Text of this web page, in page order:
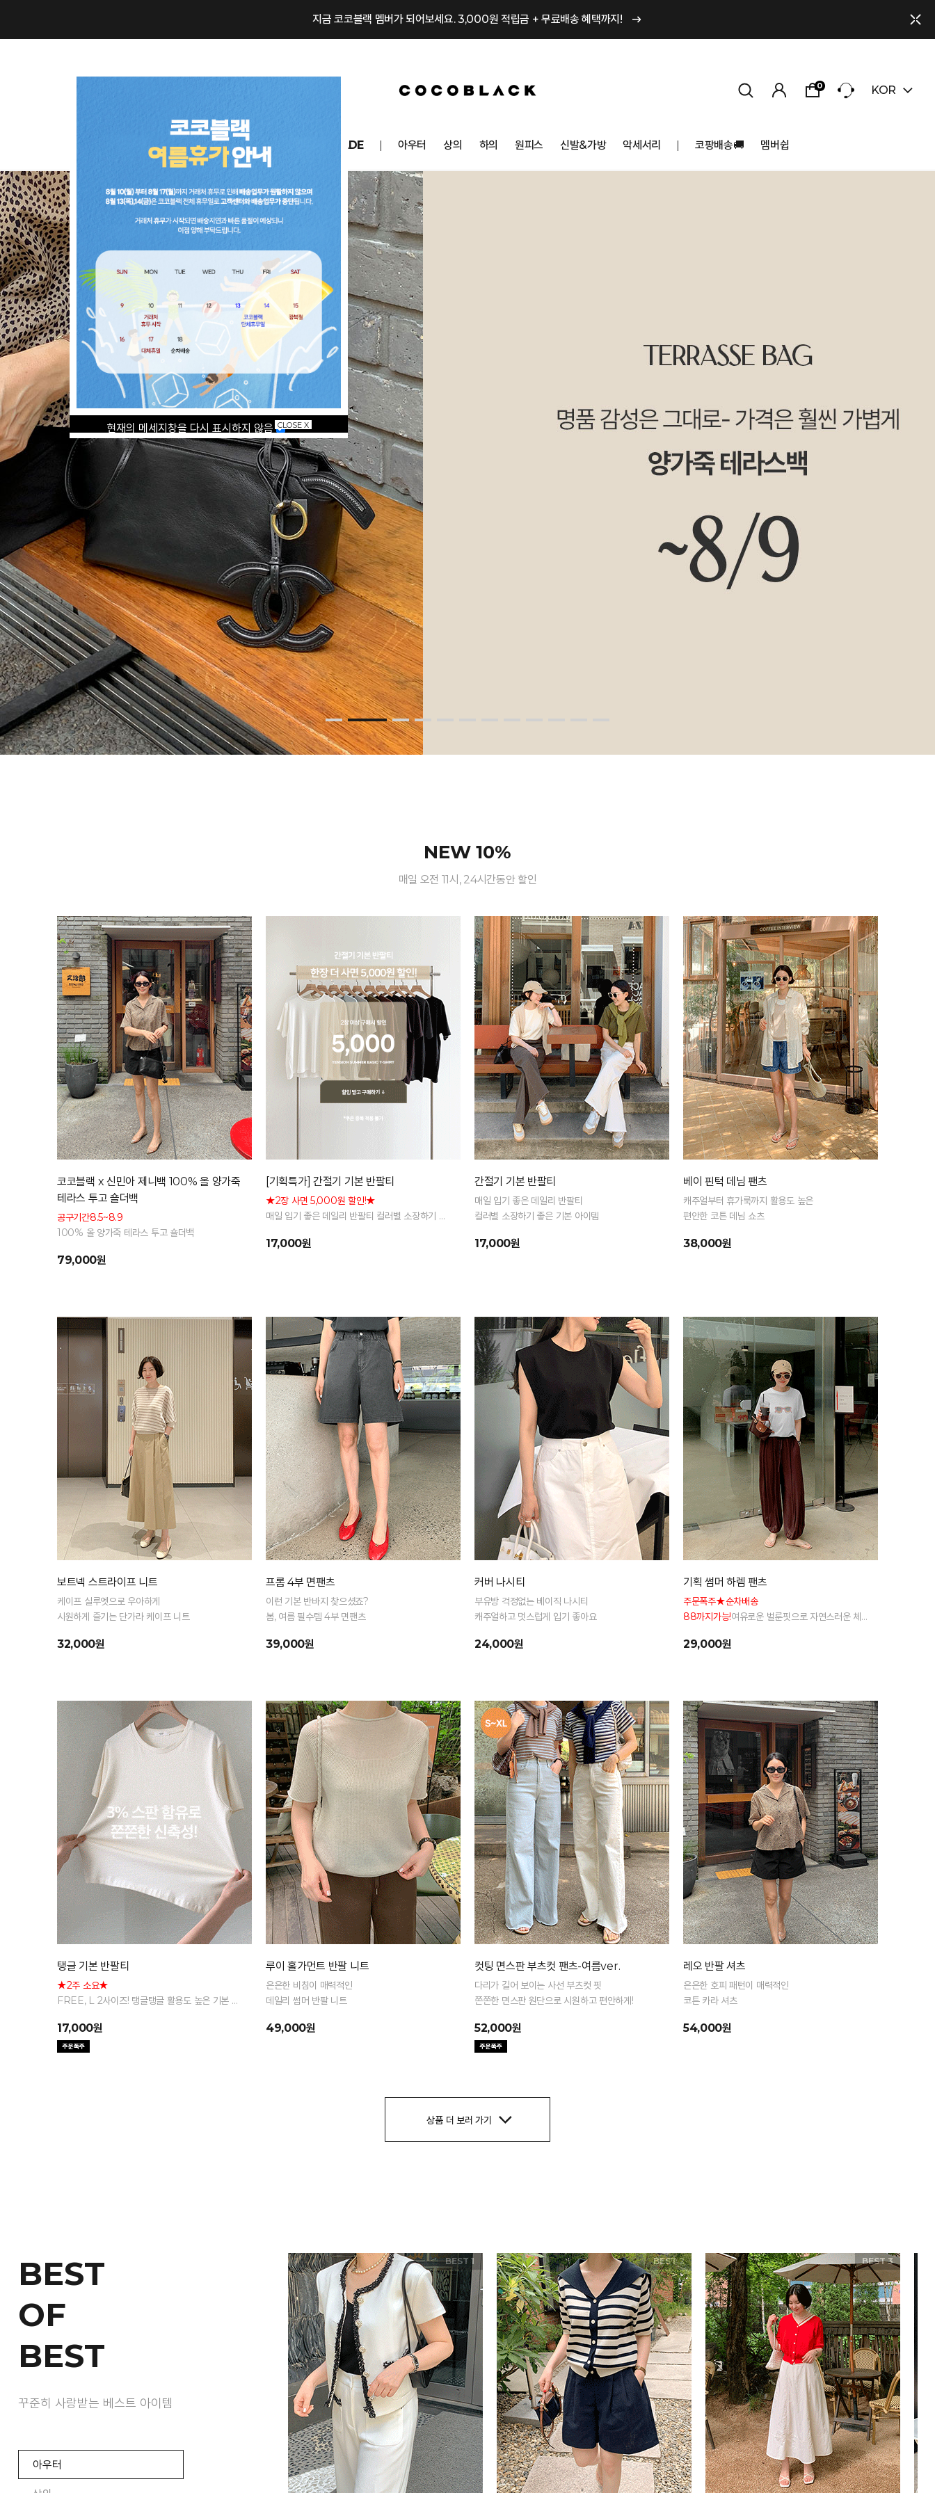
지금 코코블랙 멤버가 되어보세요. 3,000원 적립금 + 무료배송 혜택까지!
0 KOR
NEW10% BEST30 COCOMADE 아우터 상의 하의 원피스 신발&가방 악세서리 코팡배송🚚 멤버쉽
NEW 10%
매일 오전 11시, 24시간동안 할인
코코블랙 x 신민아 제니백 100% 올 양가죽
테라스 투고 숄더백
공구기간8.5~8.9
100% 올 양가죽 테라스 투고 숄더백
79,000원
[기획특가] 간절기 기본 반팔티
★2장 사면 5,000원 할인!★
매일 입기 좋은 데일리 반팔티 컬러별 소장하기 좋
17,000원
간절기 기본 반팔티
매일 입기 좋은 데일리 반팔티
컬러별 소장하기 좋은 기본 아이템
17,000원
베이 핀턱 데님 팬츠
캐주얼부터 휴가룩까지 활용도 높은
편안한 코튼 데님 쇼츠
38,000원
보트넥 스트라이프 니트
케이프 실루엣으로 우아하게
시원하게 즐기는 단가라 케이프 니트
32,000원
프롬 4부 면팬츠
이런 기본 반바지 찾으셨죠?
봄, 여름 필수템 4부 면팬츠
39,000원
커버 나시티
부유방 걱정없는 베이직 나시티
캐주얼하고 멋스럽게 입기 좋아요
24,000원
기획 썸머 하렘 팬츠
주문폭주★순차배송
88까지가능!여유로운 벌룬핏으로 자연스러운 체
29,000원
탱글 기본 반팔티
★2주 소요★
FREE, L 2사이즈! 탱글탱글 활용도 높은 기본 반
17,000원
루이 홀가먼트 반팔 니트
은은한 비침이 매력적인
데일리 썸머 반팔 니트
49,000원
컷팅 면스판 부츠컷 팬츠-여름ver.
다리가 길어 보이는 사선 부츠컷 핏
쫀쫀한 면스판 원단으로 시원하고 편안하게!
52,000원
레오 반팔 셔츠
은은한 호피 패턴이 매력적인
코튼 카라 셔츠
54,000원
상품 더 보러 가기
BEST
OF
BEST
꾸준히 사랑받는 베스트 아이템
아우터
BEST 1 BEST 2 BEST 3
현재의 메세지창을 다시 표시하지 않음CLOSE X